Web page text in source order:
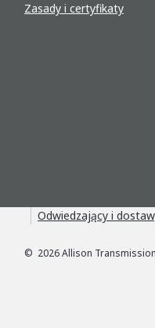
Zasady i certyfikaty
© 2026Allison
Odwiedzający i